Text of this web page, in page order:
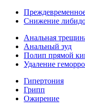
Снижение
Анальная
Анальный зуд
Полип прямой
Удаление
Гипертония
Грипп
Ожирение